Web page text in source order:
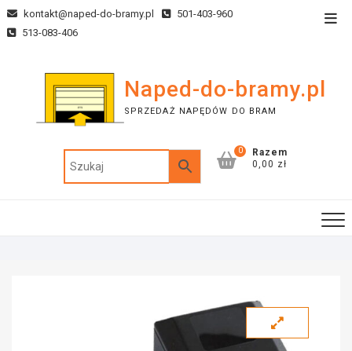
kontakt@naped-do-bramy.pl
501-403-960
513-083-406
Naped-do-bramy.pl
SPRZEDAŻ NAPĘDÓW DO BRAM
0
Razem
0,00 zł